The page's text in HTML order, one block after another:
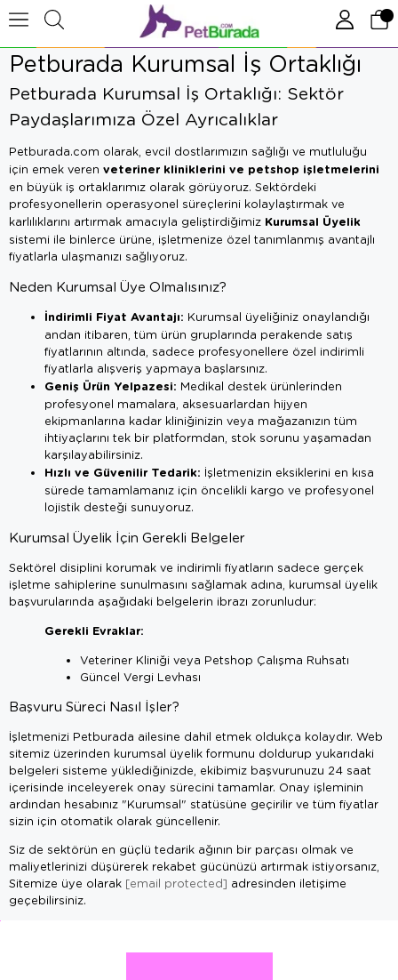
Petburada Kurumsal İş Ortaklığı
Petburada Kurumsal İş Ortaklığı: Sektör
Paydaşlarımıza Özel Ayrıcalıklar
Petburada.com olarak, evcil dostlarımızın sağlığı ve mutluluğu
için emek veren veteriner kliniklerini ve petshop işletmelerini
en büyük iş ortaklarımız olarak görüyoruz. Sektördeki
profesyonellerin operasyonel süreçlerini kolaylaştırmak ve
karlılıklarını artırmak amacıyla geliştirdiğimiz Kurumsal Üyelik
sistemi ile binlerce ürüne, işletmenize özel tanımlanmış avantajlı
fiyatlarla ulaşmanızı sağlıyoruz.
Neden Kurumsal Üye Olmalısınız?
İndirimli Fiyat Avantajı: Kurumsal üyeliğiniz onaylandığı
andan itibaren, tüm ürün gruplarında perakende satış
fiyatlarının altında, sadece profesyonellere özel indirimli
fiyatlarla alışveriş yapmaya başlarsınız.
Geniş Ürün Yelpazesi: Medikal destek ürünlerinden
profesyonel mamalara, aksesuarlardan hijyen
ekipmanlarına kadar kliniğinizin veya mağazanızın tüm
ihtiyaçlarını tek bir platformdan, stok sorunu yaşamadan
karşılayabilirsiniz.
Hızlı ve Güvenilir Tedarik: İşletmenizin eksiklerini en kısa
sürede tamamlamanız için öncelikli kargo ve profesyonel
lojistik desteği sunuyoruz.
Kurumsal Üyelik İçin Gerekli Belgeler
Sektörel disiplini korumak ve indirimli fiyatların sadece gerçek
işletme sahiplerine sunulmasını sağlamak adına, kurumsal üyelik
başvurularında aşağıdaki belgelerin ibrazı zorunludur:
Gerekli Evraklar:
Veteriner Kliniği veya Petshop Çalışma Ruhsatı
Güncel Vergi Levhası
Başvuru Süreci Nasıl İşler?
İşletmenizi Petburada ailesine dahil etmek oldukça kolaydır. Web
sitemiz üzerinden kurumsal üyelik formunu doldurup yukarıdaki
belgeleri sisteme yüklediğinizde, ekibimiz başvurunuzu 24 saat
içerisinde inceleyerek onay sürecini tamamlar. Onay işleminin
ardından hesabınız "Kurumsal" statüsüne geçirilir ve tüm fiyatlar
sizin için otomatik olarak güncellenir.
Siz de sektörün en güçlü tedarik ağının bir parçası olmak ve
maliyetlerinizi düşürerek rekabet gücünüzü artırmak istiyorsanız,
Sitemize üye olarak [email protected] adresinden iletişime
geçebilirsiniz.